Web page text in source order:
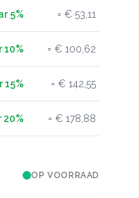
€ 53,11
€ 100,62
€ 142,55
€ 178,88
OP VOORRAAD